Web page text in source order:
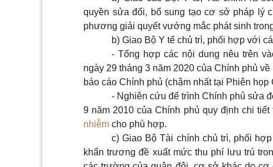
quyền sửa đổi, bổ sung tạo cơ sở pháp lý
phương giải quyết vướng mắc phát sinh
b) Giao Bộ Y tế chủ trì, phối hợp với
- Tổng hợp các nội dung nêu trên
ngày 29 tháng 3 năm 2020 của Chính phủ
báo cáo Chính phủ (chậm nhất tại Phiên
- Nghiên cứu để trình Chính phủ sửa
9 năm 2010 của Chính phủ quy định chi
nhiễm cho phù hợp.
c) Giao Bộ Tài chính chủ trì, phối
khẩn trương đề xuất mức thu phí lưu trú